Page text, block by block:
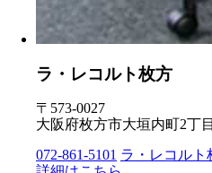
ラ・レコルト枚方
〒573-0027
大阪府枚方市大垣内町2丁
072-861-5101 ラ・レコルト